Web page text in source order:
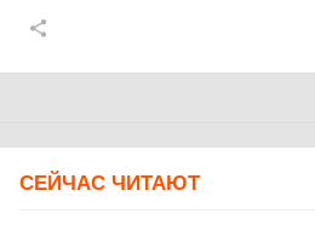
СЕЙЧАС ЧИТАЮТ